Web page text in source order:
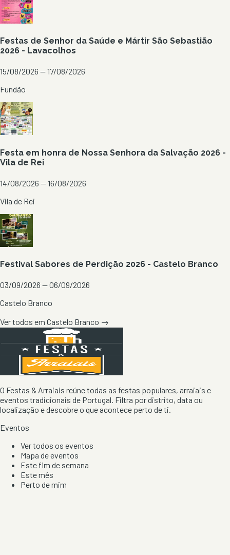
Festas de Senhor da Saúde e Mártir São Sebastião
2026 - Lavacolhos
15/08/2026 — 17/08/2026
Fundão
Festa em honra de Nossa Senhora da Salvação 2026 -
Vila de Rei
14/08/2026 — 16/08/2026
Vila de Rei
Festival Sabores de Perdição 2026 - Castelo Branco
03/09/2026 — 06/09/2026
Castelo Branco
Ver todos em Castelo Branco →
O Festas & Arraiais reúne todas as festas populares, arraiais e
eventos tradicionais de Portugal. Filtra por distrito, data ou
localização e descobre o que acontece perto de ti.
Eventos
Ver todos os eventos
Mapa de eventos
Este fim de semana
Este mês
Perto de mim